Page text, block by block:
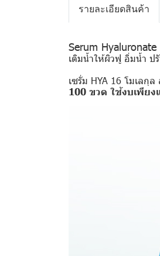
รายละเอียดสินค้า
Serum
เติมน้ำให้ผิวฟู อิ่มน้ำ
เซรั่ม HYA 16 โมเลกุ
100 ขวด ใช้งบเพีย